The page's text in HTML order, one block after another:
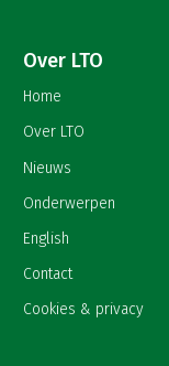
Over LTO
Home
Over LTO
Nieuws
Onderwerpen
English
Contact
Cookies & privacy